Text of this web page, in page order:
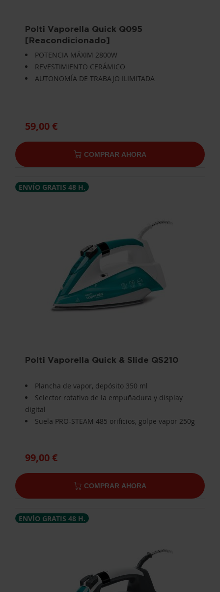
Polti Vaporella Quick Q095
[Reacondicionado]
POTENCIA MÁXIM 2800W
REVESTIMIENTO CERÁMICO
AUTONOMÍA DE TRABAJO ILIMITADA
59,00 €
COMPRAR AHORA
ENVÍO GRATIS 48 H.
Polti Vaporella Quick & Slide QS210
Plancha de vapor, depósito 350 ml
Selector rotativo de la empuñadura y display
digital
Suela PRO-STEAM 485 orificios, golpe vapor 250g
99,00 €
COMPRAR AHORA
ENVÍO GRATIS 48 H.